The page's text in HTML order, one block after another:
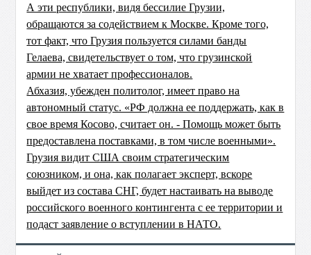
А эти республики, видя бессилие Грузии,
обращаются за содействием к Москве. Кроме того,
тот факт, что Грузия пользуется силами банды
Гелаева, свидетельствует о том, что грузинской
армии не хватает профессионалов.
Абхазия, убежден политолог, имеет право на
автономный статус. «РФ должна ее поддержать, как в
свое время Косово, считает он. - Помощь может быть
предоставлена поставками, в том числе военными».
Грузия видит США своим стратегическим
союзником, и она, как полагает эксперт, вскоре
выйдет из состава СНГ, будет настаивать на выводе
российского военного контингента с ее территории и
подаст заявление о вступлении в НАТО.